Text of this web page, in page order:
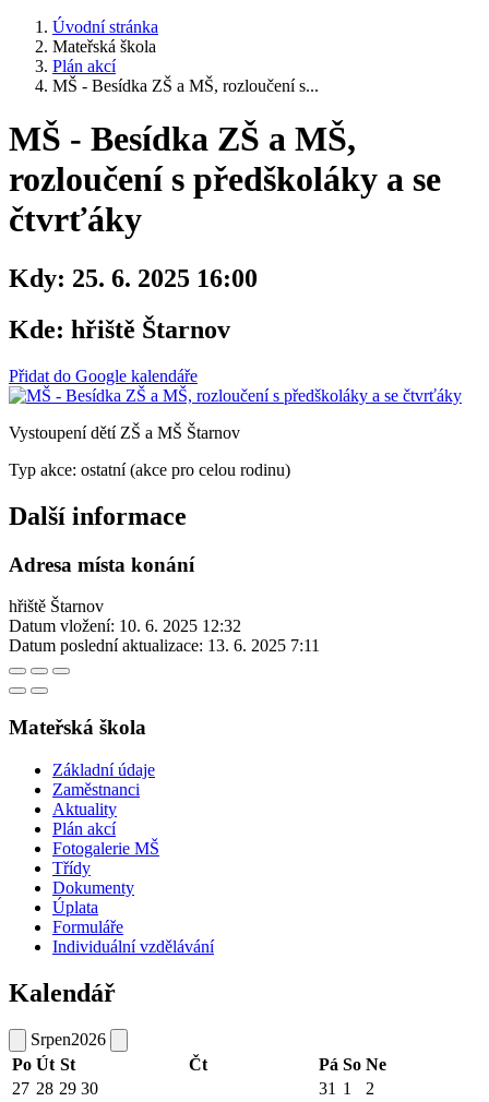
Úvodní stránka
Mateřská škola
Plán akcí
MŠ - Besídka ZŠ a MŠ, rozloučení s...
MŠ - Besídka ZŠ a MŠ,
rozloučení s předškoláky a se
čtvrťáky
Kdy: 25. 6. 2025 16:00
Kde: hřiště Štarnov
Přidat do Google kalendáře
Vystoupení dětí ZŠ a MŠ Štarnov
Typ akce: ostatní (akce pro celou rodinu)
Další informace
Adresa místa konání
hřiště Štarnov
Datum vložení: 10. 6. 2025 12:32
Datum poslední aktualizace: 13. 6. 2025 7:11
Mateřská škola
Základní údaje
Zaměstnanci
Aktuality
Plán akcí
Fotogalerie MŠ
Třídy
Dokumenty
Úplata
Formuláře
Individuální vzdělávání
Kalendář
Srpen2026
Po Út St Čt Pá So Ne
27 28 29 30 31 1
2